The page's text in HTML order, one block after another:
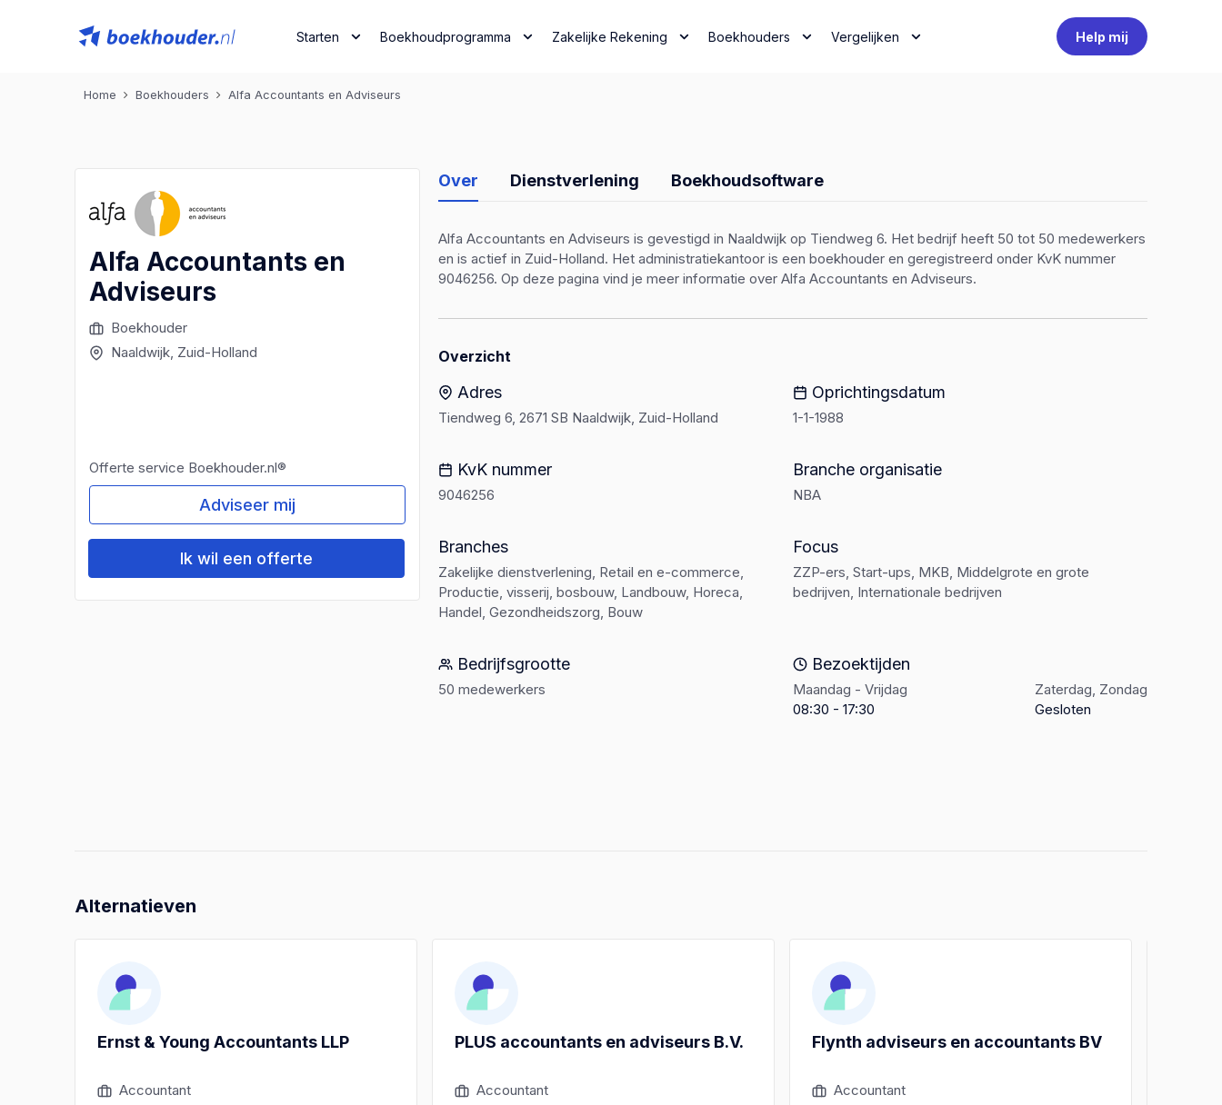
Starten Boekhoudprogramma Zakelijke Rekening Boekhouders Vergelijken Help mij
Home Boekhouders Alfa Accountants en Adviseurs
Alfa Accountants en
Adviseurs
Boekhouder
Naaldwijk, Zuid-Holland
Offerte service Boekhouder.nl®
Adviseer mij
Ik wil een offerte
Over Dienstverlening Boekhoudsoftware
Alfa Accountants en Adviseurs is gevestigd in Naaldwijk op Tiendweg 6. Het bedrijf heeft 50 tot 50 medewerkers
en is actief in Zuid-Holland. Het administratiekantoor is een boekhouder en geregistreerd onder KvK nummer
9046256. Op deze pagina vind je meer informatie over Alfa Accountants en Adviseurs.
Overzicht
Adres
Tiendweg 6, 2671 SB Naaldwijk, Zuid-Holland
Oprichtingsdatum
1-1-1988
KvK nummer
9046256
Branche organisatie
NBA
Branches
Zakelijke dienstverlening, Retail en e-commerce,
Productie, visserij, bosbouw, Landbouw, Horeca,
Handel, Gezondheidszorg, Bouw
Focus
ZZP-ers, Start-ups, MKB, Middelgrote en grote
bedrijven, Internationale bedrijven
Bedrijfsgrootte
50 medewerkers
Bezoektijden
Maandag - Vrijdag
08:30 - 17:30
Zaterdag, Zondag
Gesloten
Alternatieven
Ernst & Young Accountants LLP
Accountant
PLUS accountants en adviseurs B.V.
Accountant
Flynth adviseurs en accountants BV
Accountant